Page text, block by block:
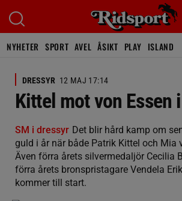
NYHETER SPORT AVEL ÅSIKT PLAY ISLAND
DRESSYR 12 MAJ 17:14
Kittel mot von Essen
SM i dressyr Det blir hård kamp om
guld i år när både Patrik Kittel och Mia
Även förra årets silvermedaljör Cecilia
förra årets bronspristagare Vendela
kommer till start.